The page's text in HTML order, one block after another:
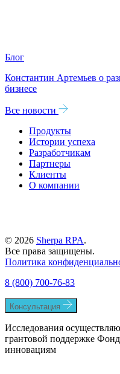
Блог
Константин Артемьев о
бизнесе
Все новости
Продукты
Истории успеха
Разработчикам
Партнеры
Клиенты
О компании
© 2026 Sherpa RPA.
Все права защищены.
Политика
8 (800) 700-76-83
Консультация
Исследования
грантовой поддержке
инновациям